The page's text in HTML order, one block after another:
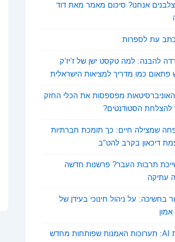
אנחנו? סיכום מאמר מאת דוד
עת לספרות
להבנה: למה טקסט ישן של ז’יז’ק
פתאום כמו מדריך למציאות הישראלית
מפספסות את הכלי החזק
להצלחת הסטודנטים?
שמצילה חיים: כך תומכת חברתיות
דיכאון בקרב להט"ב
תרבות העבר? פרשנות חדשה
עתיקה
בחשיכה: על ניהול חינוכי בעידן של
אמון
אמנות AI: תערוכות האמנות שפותחות מחדש